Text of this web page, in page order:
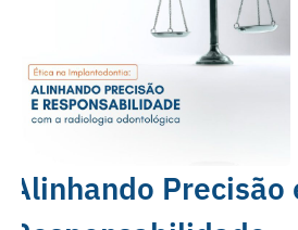
Alinhando Precisão